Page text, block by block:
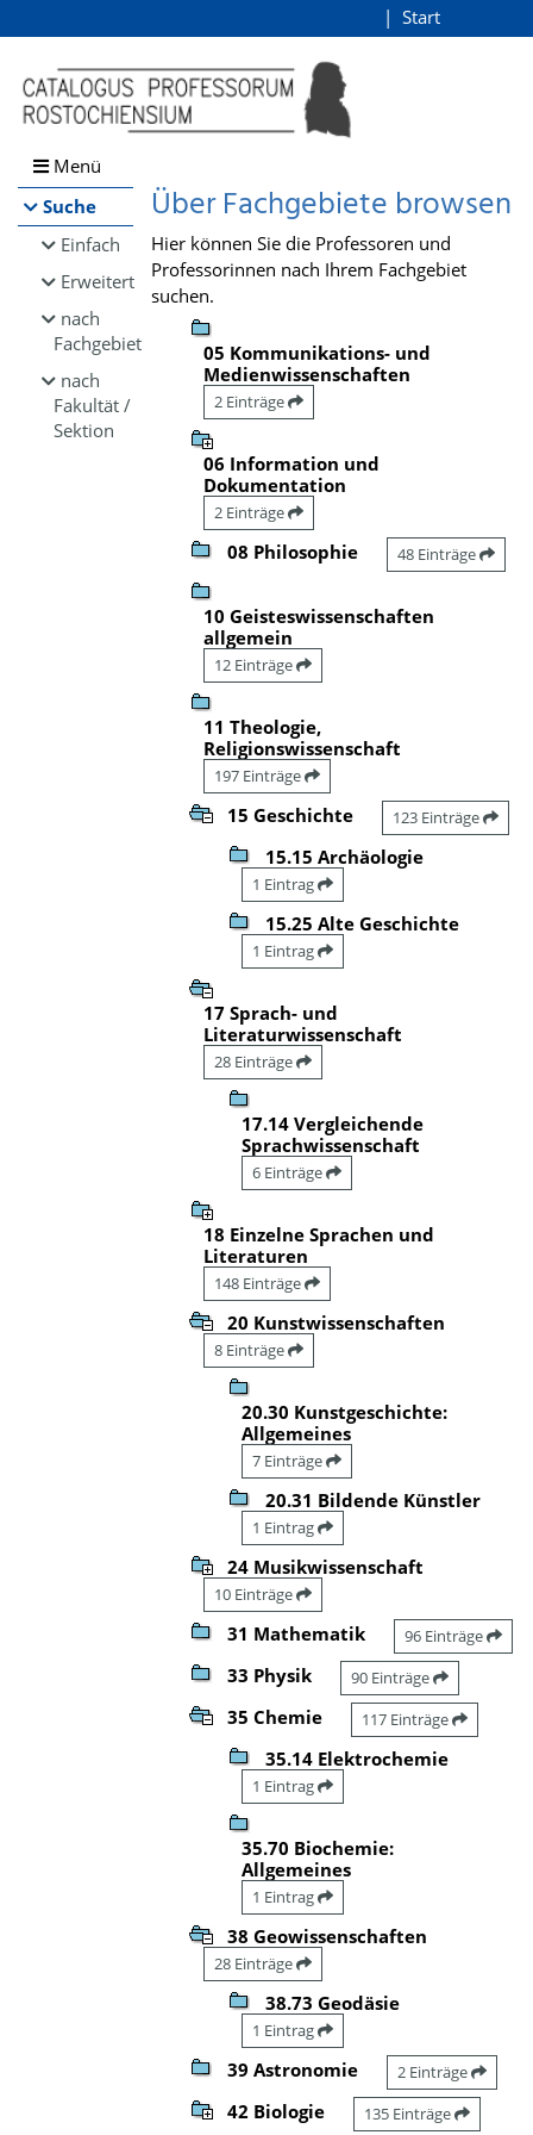
Browsen
direkt zum Inhalt
Start
Menü
Suche
Einfach
Erweitert
nach
Fachgebiet
nach
Fakultät /
Sektion
Über Fachgebiete browsen
Hier können Sie die Professoren und
Professorinnen nach Ihrem Fachgebiet
suchen.
05 Kommunikations- und
Medienwissenschaften
2 Einträge
06 Information und
Dokumentation
2 Einträge
08 Philosophie 48 Einträge
10 Geisteswissenschaften
allgemein
12 Einträge
11 Theologie,
Religionswissenschaft
197 Einträge
15 Geschichte 123 Einträge
15.15 Archäologie
1 Eintrag
15.25 Alte Geschichte
1 Eintrag
17 Sprach- und
Literaturwissenschaft
28 Einträge
17.14 Vergleichende
Sprachwissenschaft
6 Einträge
18 Einzelne Sprachen und
Literaturen
148 Einträge
20 Kunstwissenschaften
8 Einträge
20.30 Kunstgeschichte:
Allgemeines
7 Einträge
20.31 Bildende Künstler
1 Eintrag
24 Musikwissenschaft
10 Einträge
31 Mathematik 96 Einträge
33 Physik 90 Einträge
35 Chemie 117 Einträge
35.14 Elektrochemie
1 Eintrag
35.70 Biochemie:
Allgemeines
1 Eintrag
38 Geowissenschaften
28 Einträge
38.73 Geodäsie
1 Eintrag
39 Astronomie 2 Einträge
42 Biologie 135 Einträge